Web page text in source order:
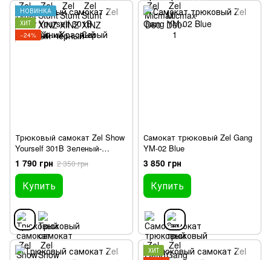
НОВИНКА
ХИТ
−24%
Трюковый самокат Zel Show
Yourself 301B Зеленый-
черный
1 790 грн 2 350 грн
Купить
Самокат трюковый Zel Gang
YM-02 Blue
3 850 грн
Купить
ХИТ